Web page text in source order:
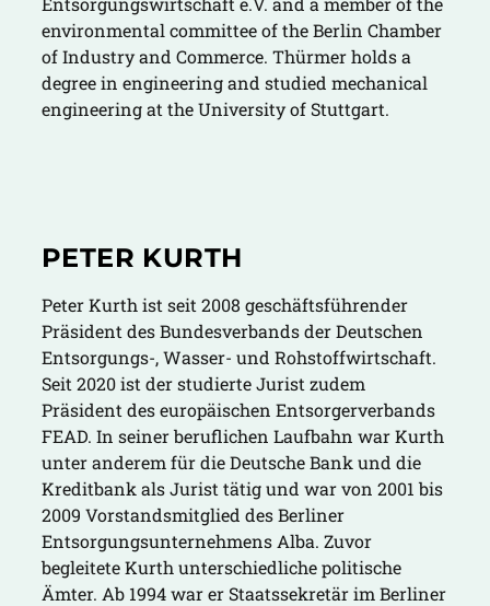
environmental committee of the Berlin Chamber
of Industry and Commerce. Thürmer holds a
degree in engineering and studied mechanical
engineering at the University of Stuttgart.
PETER KURTH
Peter Kurth ist seit 2008 geschäftsführender
Präsident des Bundesverbands der Deutschen
Entsorgungs-, Wasser- und Rohstoffwirtschaft.
Seit 2020 ist der studierte Jurist zudem
Präsident des europäischen Entsorgerverbands
FEAD. In seiner beruflichen Laufbahn war Kurth
unter anderem für die Deutsche Bank und die
Kreditbank als Jurist tätig und war von 2001 bis
2009 Vorstandsmitglied des Berliner
Entsorgungsunternehmens Alba. Zuvor
begleitete Kurth unterschiedliche politische
Ämter. Ab 1994 war er Staatssekretär im Berliner